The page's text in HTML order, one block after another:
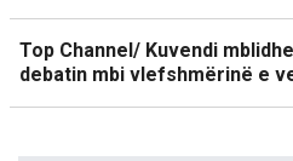
Top Channel/ Kuvendi
debatin mbi vlefshmërinë e